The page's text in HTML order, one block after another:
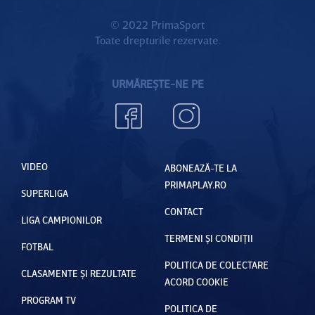
© 2022 PrimaSport
Toate drepturile rezervate.
URMĂREȘTE-NE PE
VIDEO
SUPERLIGA
LIGA CAMPIONILOR
FOTBAL
CLASAMENTE ȘI REZULTATE
PROGRAM TV
ABONEAZĂ-TE LA
PRIMAPLAY.RO
CONTACT
TERMENI ȘI CONDIȚII
POLITICA DE COLECTARE
ACORD COOKIE
POLITICA DE